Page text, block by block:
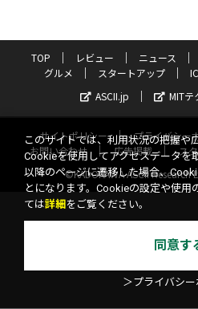
TOP レビュー ニュース
グルメ
スタートアップ
ASCII.jp
MITテ
サイトポリシー プライバシー
お問い合わせ
広告掲載 ス
©KADOKAWA ASCII
このサイトでは、利用状況の把握や
Cookieを使用してアクセスデータを
以降のページに遷移した場合、
とになります。Cookieの設定や使用
ては詳細 をご覧ください。
同意す
＞プライバシ